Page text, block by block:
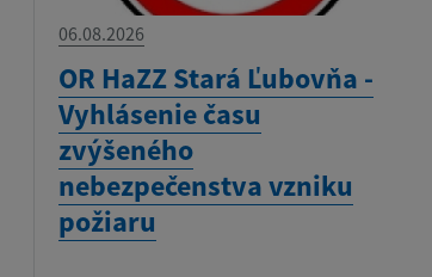
06.08.2026
OR HaZZ Stará Ľubovňa -
Vyhlásenie času
zvýšeného
nebezpečenstva vzniku
požiaru